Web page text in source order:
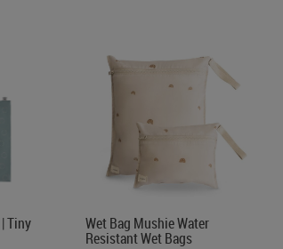
Tiny Wet Bag Mushie Water
Resistant Wet Bags